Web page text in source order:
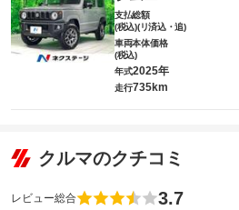
支払総額
(税込)(リ済込・追)
車両本体価格
(税込)
年式2025年
走行735km
クルマのクチコミ
レビュー総合 3.7